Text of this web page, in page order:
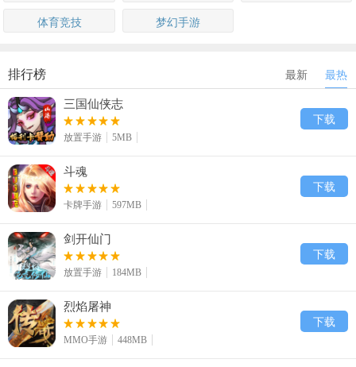
体育竞技
梦幻手游
最新 最热
排行榜
三国仙侠志
放置手游 5MB
下载
斗魂
卡牌手游 597MB
下载
剑开仙门
放置手游 184MB
下载
烈焰屠神
MMO手游 448MB
下载